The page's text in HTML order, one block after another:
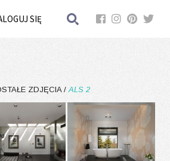
SIĘ
ZDJĘCIA /ALS 2